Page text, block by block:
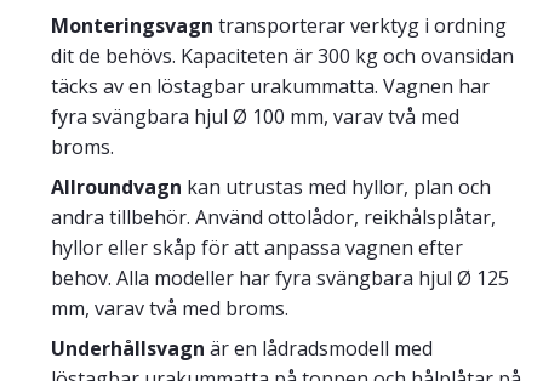
Monteringsvagn transporterar verktyg i ordning
dit de behövs. Kapaciteten är 300 kg och ovansidan
täcks av en löstagbar urakummatta. Vagnen har
fyra svängbara hjul Ø 100 mm, varav två med
broms.
Allroundvagn kan utrustas med hyllor, plan och
andra tillbehör. Använd ottolådor, reikhålsplåtar,
hyllor eller skåp för att anpassa vagnen efter
behov. Alla modeller har fyra svängbara hjul Ø 125
mm, varav två med broms.
Underhållsvagn är en lådradsmodell med